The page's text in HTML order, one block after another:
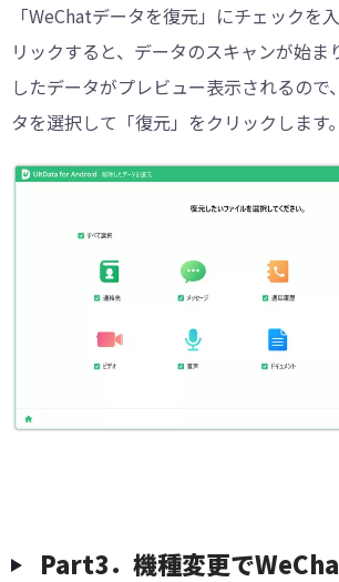
「WeChatデータを復元」にチェックを
リックすると、データのスキャンが始ま
したデータがプレビュー表示されるので
タを選択して「復元」をクリックします。
Part3．機種変更で